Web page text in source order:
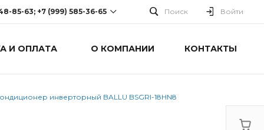
85-63; +7 (999) 585-36-65
63; +7 (999) 585-36-65
Поиск Войти
И ОПЛАТА О КОМПАНИИ КОНТАКТЫ
инверторный BALLU BSGRI-18HN8